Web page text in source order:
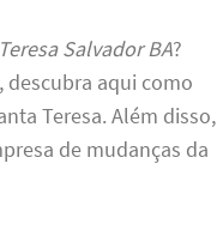
Salvador BA?
descubra aqui como
Teresa. Além disso,
de mudanças da